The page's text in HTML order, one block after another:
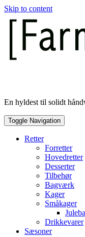
Skip to content
En hyldest til solidt
Toggle Navigation
Retter
Forretter
Hovedretter
Desserter
Tilbehør
Bagværk
Kager
Småkager
Drikkevarer
Sæsoner